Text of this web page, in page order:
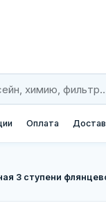
Оплата
3 ступени